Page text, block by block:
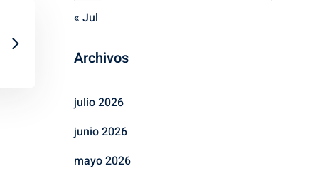
« Jul
Archivos
julio 2026
junio 2026
mayo 2026